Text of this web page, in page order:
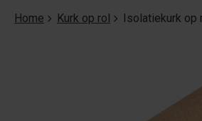
Home Kurk op rol Isolatiekurk